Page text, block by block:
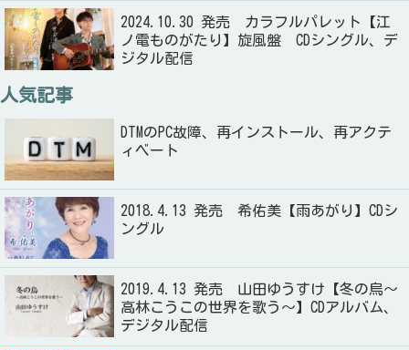
2024.10.30 発売 カラフルパレット【江
ノ電ものがたり】旋風盤 CDシングル、デ
ジタル配信
人気記事
DTMのPC故障、再インストール、再アクテ
ィベート
2018.4.13 発売 希佑美【雨あがり】CDシ
ングル
2019.4.13 発売 山田ゆうすけ【冬の烏～
高林こうこの世界を歌う～】CDアルバム、
デジタル配信